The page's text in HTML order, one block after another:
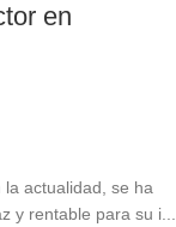
en
la actualidad, se ha
y rentable para su i...